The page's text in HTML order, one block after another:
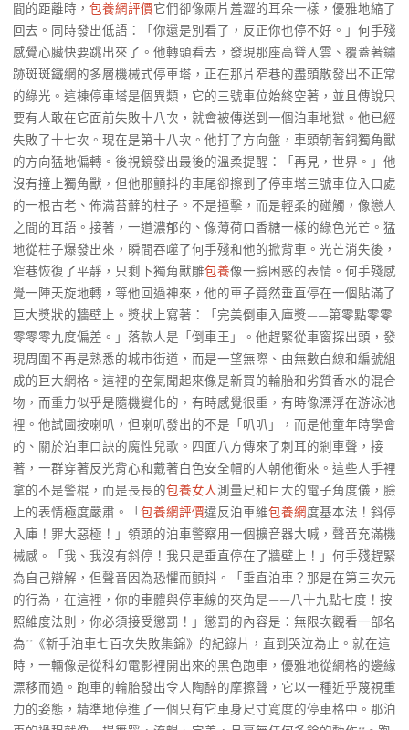
間的距離時， 包養網評價它們卻像兩片羞澀的耳朵一樣，優雅地縮了
回去。同時發出低語：「你還是別看了，反正你也停不好。」何手殘
感覺心臟快要跳出來了。他轉頭看去，發現那座高聳入雲、覆蓋著鏽
跡斑斑鐵網的多層機械式停車塔，正在那片窄巷的盡頭散發出不正常
的綠光。這棟停車塔是個異類，它的三號車位始終空著，並且傳說只
要有人敢在它面前失敗十八次，就會被傳送到一個泊車地獄。他已經
失敗了十七次。現在是第十八次。他打了方向盤，車頭朝著銅獨角獸
的方向猛地偏轉。後視鏡發出最後的溫柔提醒：「再見，世界。」他
沒有撞上獨角獸，但他那顫抖的車尾卻擦到了停車塔三號車位入口處
的一根古老、佈滿苔蘚的柱子。不是撞擊，而是輕柔的碰觸，像戀人
之間的耳語。接著，一道濃郁的、像薄荷口香糖一樣的綠色光芒。猛
地從柱子爆發出來，瞬間吞噬了何手殘和他的掀背車。光芒消失後，
窄巷恢復了平靜，只剩下獨角獸雕包養像一臉困惑的表情。何手殘感
覺一陣天旋地轉，等他回過神來，他的車子竟然垂直停在一個貼滿了
巨大獎狀的牆壁上。獎狀上寫著：「完美倒車入庫獎——第零點零零
零零零九度偏差。」落款人是「倒車王」。他趕緊從車窗探出頭，發
現周圍不再是熟悉的城市街道，而是一望無際、由無數白線和編號組
成的巨大網格。這裡的空氣聞起來像是新買的輪胎和劣質香水的混合
物，而重力似乎是隨機變化的，有時感覺很重，有時像漂浮在游泳池
裡。他試圖按喇叭，但喇叭發出的不是「叭叭」，而是他童年時學會
的、關於泊車口訣的魔性兒歌。四面八方傳來了刺耳的剎車聲，接
著，一群穿著反光背心和戴著白色安全帽的人朝他衝來。這些人手裡
拿的不是警棍，而是長長的包養女人 測量尺和巨大的電子角度儀，臉
上的表情極度嚴肅。「 包養網評價違反泊車維包養網度基本法！斜停
入庫！罪大惡極！」領頭的泊車警察用一個擴音器大喊，聲音充滿機
械感。「我、我沒有斜停！我只是垂直停在了牆壁上！」何手殘趕緊
為自己辯解，但聲音因為恐懼而顫抖。「垂直泊車？那是在第三次元
的行為，在這裡，你的車體與停車線的夾角是——八十九點七度！按
照維度法則，你必須接受懲罰！」懲罰的內容是：無限次觀看一部名
為**《新手泊車七百次失敗集錦》的紀錄片，直到哭泣為止。就在這
時，一輛像是從科幻電影裡開出來的黑色跑車，優雅地從網格的邊緣
漂移而過。跑車的輪胎發出令人陶醉的摩擦聲，它以一種近乎蔑視重
力的姿態，精準地停進了一個只有它車身尺寸寬度的停車格中。那泊